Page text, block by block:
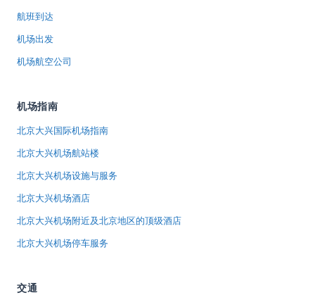
航班到达
机场出发
机场航空公司
机场指南
北京大兴国际机场指南
北京大兴机场航站楼
北京大兴机场设施与服务
北京大兴机场酒店
北京大兴机场附近及北京地区的顶级酒店
北京大兴机场停车服务
交通